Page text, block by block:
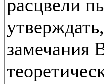
расцвели
замечания